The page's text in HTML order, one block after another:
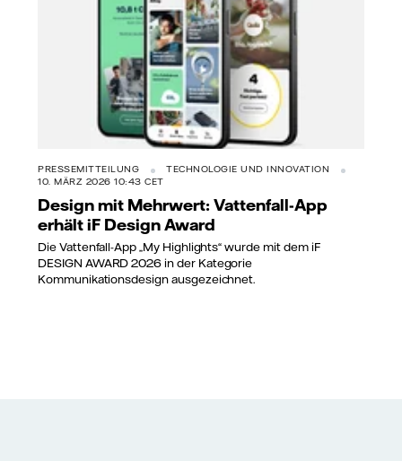
PRESSEMITTEILUNG
TECHNOLOGIE UND INNOVATION
10. MÄRZ 2026 10:43 CET
Design mit Mehrwert: Vattenfall-App
erhält iF Design Award
Die Vattenfall-App „My Highlights“ wurde mit dem iF
DESIGN AWARD 2026 in der Kategorie
Kommunikationsdesign ausgezeichnet.